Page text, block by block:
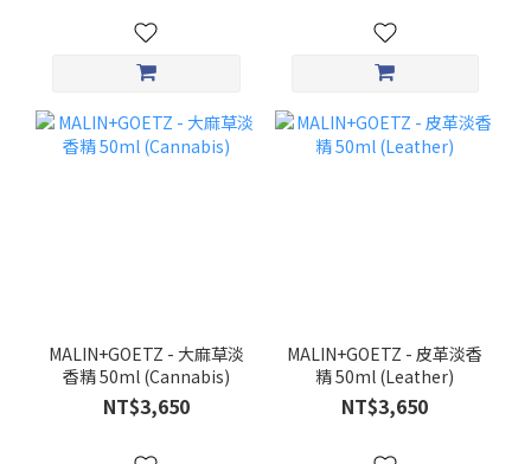
MALIN+GOETZ - 大麻草淡
香精 50ml (Cannabis)
NT$3,650
MALIN+GOETZ - 皮革淡香
精 50ml (Leather)
NT$3,650